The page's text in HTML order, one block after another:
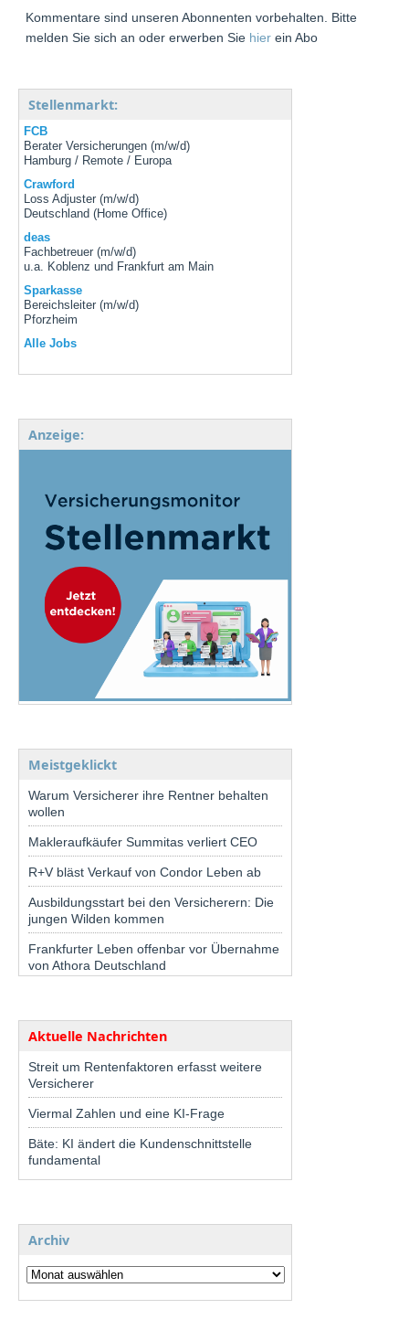
Kommentare sind unseren Abonnenten vorbehalten. Bitte
melden Sie sich an oder erwerben Sie hier ein Abo
Stellenmarkt:
FCB
Berater Versicherungen (m/w/d)
Hamburg / Remote / Europa
Crawford
Loss Adjuster (m/w/d)
Deutschland (Home Office)
deas
Fachbetreuer (m/w/d)
u.a. Koblenz und Frankfurt am Main
Sparkasse
Bereichsleiter (m/w/d)
Pforzheim
Alle Jobs
Anzeige:
Meistgeklickt
Warum Versicherer ihre Rentner behalten
wollen
Makleraufkäufer Summitas verliert CEO
R+V bläst Verkauf von Condor Leben ab
Ausbildungsstart bei den Versicherern: Die
jungen Wilden kommen
Frankfurter Leben offenbar vor Übernahme
von Athora Deutschland
Aktuelle Nachrichten
Streit um Rentenfaktoren erfasst weitere
Versicherer
Viermal Zahlen und eine KI-Frage
Bäte: KI ändert die Kundenschnittstelle
fundamental
Archiv